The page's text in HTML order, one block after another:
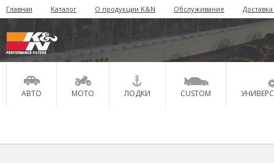
Главная Каталог О продукции K&N Обслуживание
АВТО МОТО ЛОДКИ CUSTOM